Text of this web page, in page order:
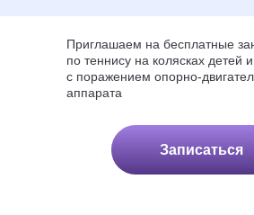
Записаться
Приглашаем на бесплатные
по теннису на колясках детей
с поражением опорно-
аппарата